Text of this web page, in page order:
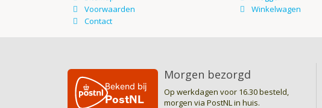
Morgen bezorgd
Op werkdagen voor 16.30 besteld,
morgen via PostNL in huis.